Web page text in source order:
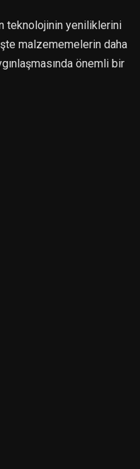
teknolojinin yeniliklerini
malzememelerin daha
önemli bir